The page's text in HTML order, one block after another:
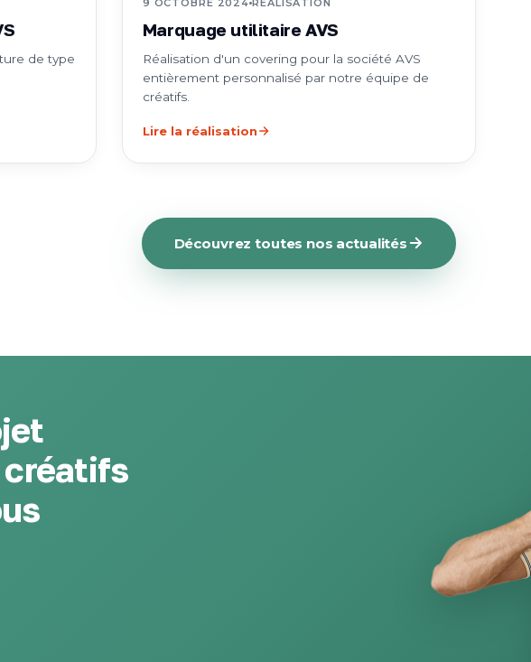
de type
Marquage utilitaire AVS
Réalisation d'un covering pour la société AVS
entièrement personnalisé par notre équipe de
créatifs.
Lire la réalisation
Découvrez toutes nos actualités